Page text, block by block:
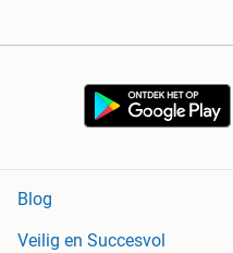
Blog
Veilig en Succesvol